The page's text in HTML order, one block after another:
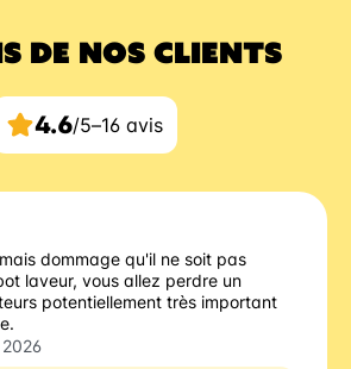
DE NOS CLIENTS
4.6/5–16 avis
dommage qu'il ne soit pas
laveur, vous allez perdre un
potentiellement très important